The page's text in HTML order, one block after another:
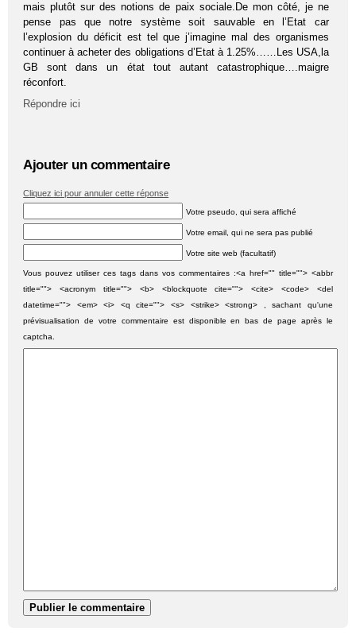
mais plutôt sur des notions de paix sociale.De mon côté, je ne
pense pas que notre système soit sauvable en l’Etat car
l’explosion du déficit est tel que j’imagine mal des organismes
continuer à acheter des obligations d’Etat à 1.25%……Les USA,la
GB sont dans un état tout autant catastrophique….maigre
réconfort.
Répondre ici
Ajouter un commentaire
Cliquez ici pour annuler cette réponse
Votre pseudo, qui sera affiché
Votre email, qui ne sera pas publié
Votre site web (facultatif)
Vous pouvez utiliser ces tags dans vos commentaires :<a href="" title=""> <abbr
title=""> <acronym title=""> <b> <blockquote cite=""> <cite> <code> <del
datetime=""> <em> <i> <q cite=""> <s> <strike> <strong> , sachant qu'une
prévisualisation de votre commentaire est disponible en bas de page après le
captcha.